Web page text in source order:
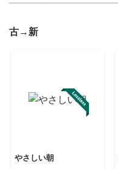
古→新
やさしい朝